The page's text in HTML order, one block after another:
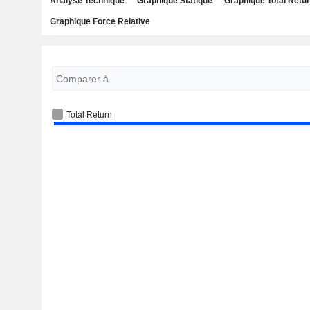
Graphique Force Relative
Total Return